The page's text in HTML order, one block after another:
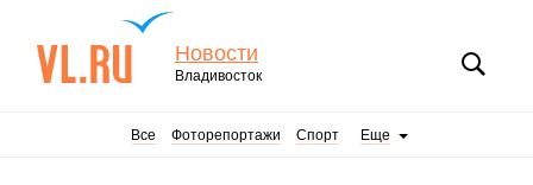
Новости
Владивосток
Все Фоторепортажи Спорт Еще